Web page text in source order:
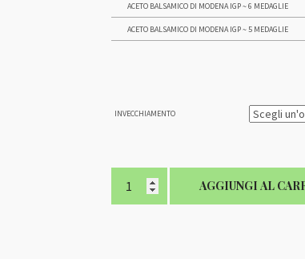
ACETO BALSAMICO DI MODENA IGP ~ 6 MEDAGLIE
ACETO BALSAMICO DI MODENA IGP ~ 5 MEDAGLIE
INVECCHIAMENTO
Balsamico
AGGIUNGI AL